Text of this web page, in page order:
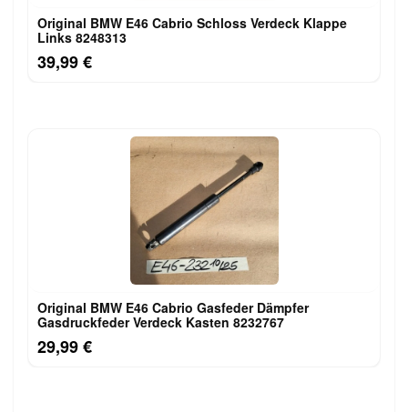
Original BMW E46 Cabrio Schloss Verdeck Klappe
Links 8248313
39,99 €
Original BMW E46 Cabrio Gasfeder Dämpfer
Gasdruckfeder Verdeck Kasten 8232767
29,99 €